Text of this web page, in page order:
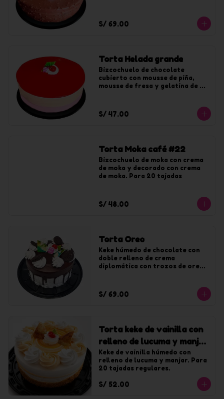
S/ 69.00
Torta Helada grande
Bizcochuelo de chocolate
cubierto con mousse de piña,
mousse de fresa y gelatina de
S/ 47.00
Torta Moka café #22
Bizcochuelo de moka con crema
de moka y decorado con crema
de moka. Para 20 tajadas
S/ 48.00
Torta Oreo
Keke húmedo de chocolate con
doble relleno de crema
diplomática con trozos de oreo.
S/ 69.00
Torta keke de vainilla con
relleno de lucuma y manjar
mediana
Keke de vainilla húmedo con
relleno de lucuma y manjar. Para
20 tajadas regulares.
S/ 52.00